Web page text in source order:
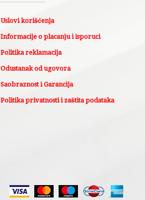
Uslovi korišćenja
Informacije o placanju i isporuci
Politika reklamacija
Odustanak od ugovora
Saobraznost i Garancija
Politika privatnosti i zaštita podataka